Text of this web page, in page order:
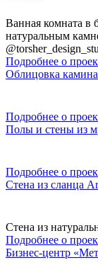
Ванная комната в
натуральным
Подробнее о
Облицовка
Подробнее о
Полы и стены из
Подробнее о
Стена из сланца
Стена из
Подробнее о
Бизнес-центр